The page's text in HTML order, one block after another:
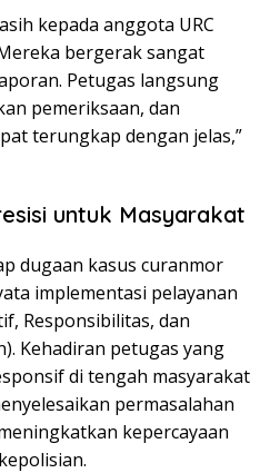
kepada anggota URC
bergerak sangat
Petugas langsung
pemeriksaan, dan
terungkap dengan jelas,”
untuk Masyarakat
dugaan kasus curanmor
implementasi pelayanan
Responsibilitas, dan
Kehadiran petugas yang
di tengah masyarakat
permasalahan
kepercayaan